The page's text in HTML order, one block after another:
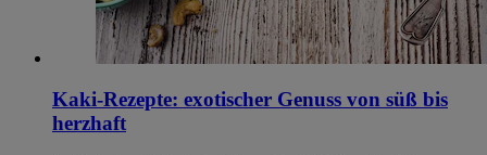
Kaki-Rezepte: exotischer Genuss von süß bis
herzhaft